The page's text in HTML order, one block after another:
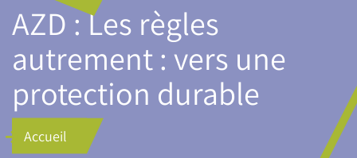
AZD : Les règles
autrement : vers une
protection durable
Accueil